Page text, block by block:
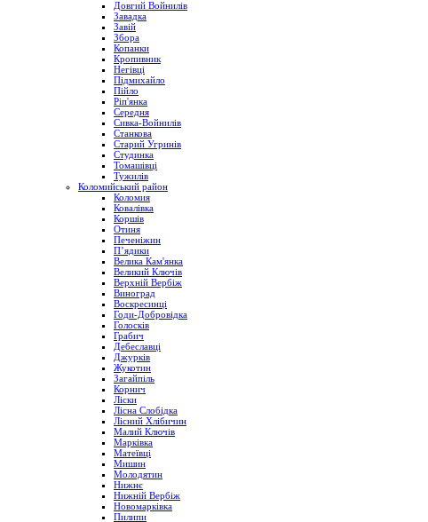
Довгий Войнилів
Завадка
Завій
Збора
Копанки
Кропивник
Негівці
Підмихайло
Пійло
Ріп'янка
Середня
Сивка-Войнилів
Станкова
Старий Угринів
Студинка
Томашівці
Тужилів
Коломийський район
Коломия
Ковалівка
Коршів
Отиня
Печеніжин
П’ядики
Велика Кам'янка
Великий Ключів
Верхній Вербіж
Виноград
Воскресинці
Годи-Добровідка
Голосків
Грабич
Дебеславці
Джурків
Жукотин
Загайпіль
Корнич
Ліски
Лісна Слобідка
Лісний Хлібичин
Малий Ключів
Марківка
Матеївці
Мишин
Молодятин
Нижнє
Нижній Вербіж
Новомарківка
Пилипи